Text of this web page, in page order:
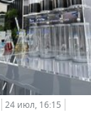
24 июл, 16:15